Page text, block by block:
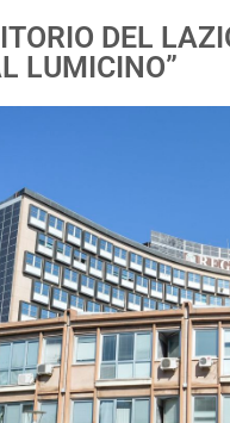
DEL
LUMICINO”